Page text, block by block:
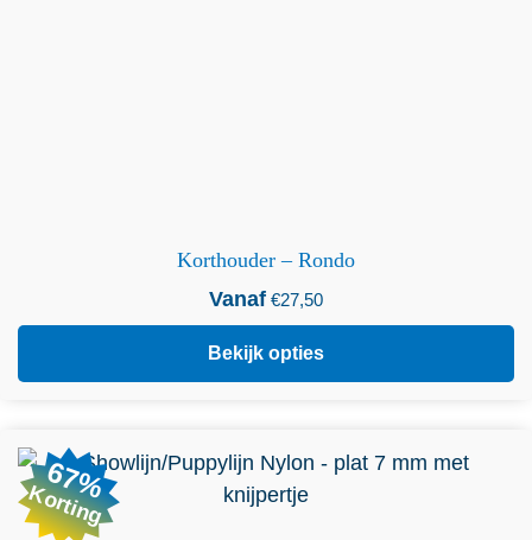
Korthouder – Rondo
Vanaf €27,50
Bekijk opties
67%
Korting
Dit product heeft meerdere variaties. Deze optie kan
gekozen worden op de productpagina